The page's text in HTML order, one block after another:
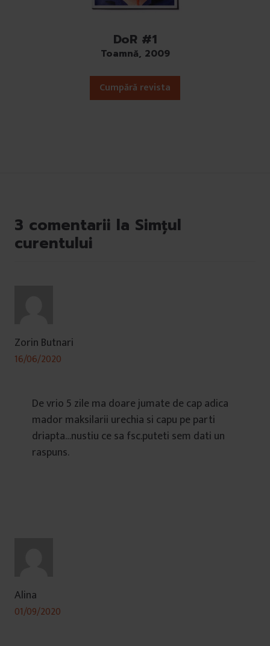
DoR #1
Toamnă, 2009
Cumpără revista
3 comentarii la Simţul
curentului
Zorin Butnari
16/06/2020
De vrio 5 zile ma doare jumate de cap adica
mador maksilarii urechia si capu pe parti
driapta…nustiu ce sa fsc.puteti sem dati un
raspuns.
Alina
01/09/2020